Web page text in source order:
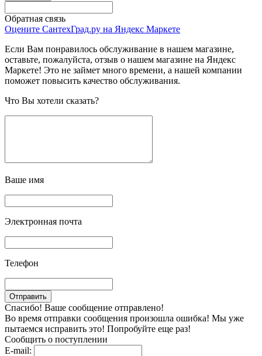
Обратная связь
Оцените СантехГрад.ру на Яндекс Маркете
Если Вам понравилось обслуживание в нашем магазине,
оставьте, пожалуйста, отзыв о нашем магазине на Яндекс
Маркете! Это не займет много времени, а нашей компании
поможет повысить качество обслуживания.
Что Вы хотели сказать?
Ваше имя
Электронная почта
Телефон
Спасибо! Ваше сообщение отправлено!
Во время отправки сообщения произошла ошибка! Мы уже
пытаемся исправить это! Попробуйте еще раз!
Сообщить о поступлении
E-mail: